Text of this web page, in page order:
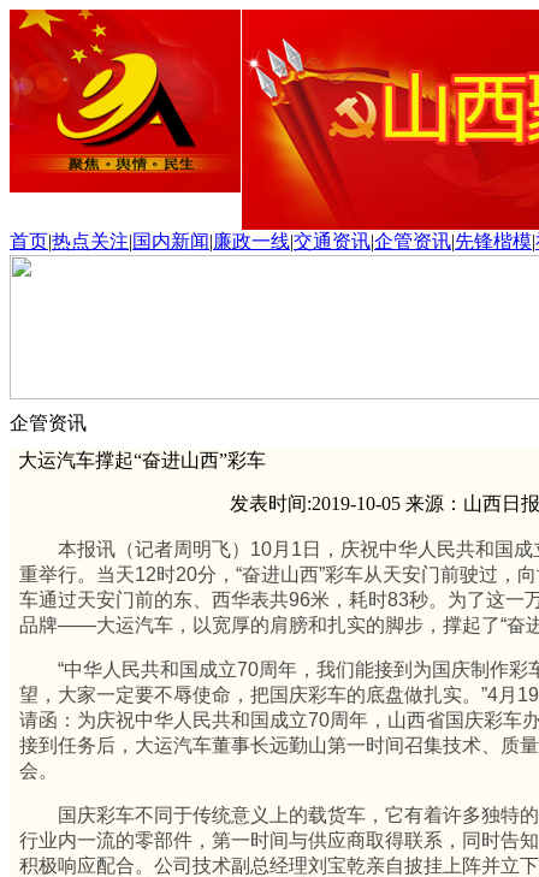
首页|热点关注|国内新闻|廉政一线|交通资讯|企管资讯|先锋楷模|
企管资讯
大运汽车撑起“奋进山西”彩车
发表时间:2019-10-05 来源：山西日
本报讯（记者周明飞）10月1日，庆祝中华人民共和国成
重举行。当天12时20分，“奋进山西”彩车从天安门前驶过，
车通过天安门前的东、西华表共96米，耗时83秒。为了这一
品牌——大运汽车，以宽厚的肩膀和扎实的脚步，撑起了“奋
“中华人民共和国成立70周年，我们能接到为国庆制作彩
望，大家一定要不辱使命，把国庆彩车的底盘做扎实。”4月
请函：为庆祝中华人民共和国成立70周年，山西省国庆彩车
接到任务后，大运汽车董事长远勤山第一时间召集技术、质
会。
国庆彩车不同于传统意义上的载货车，它有着许多独特的
行业内一流的零部件，第一时间与供应商取得联系，同时告
积极响应配合。公司技术副总经理刘宝乾亲自披挂上阵并立